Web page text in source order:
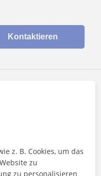
Kontaktieren
z. B. Cookies, um das
zu
zu personalisieren